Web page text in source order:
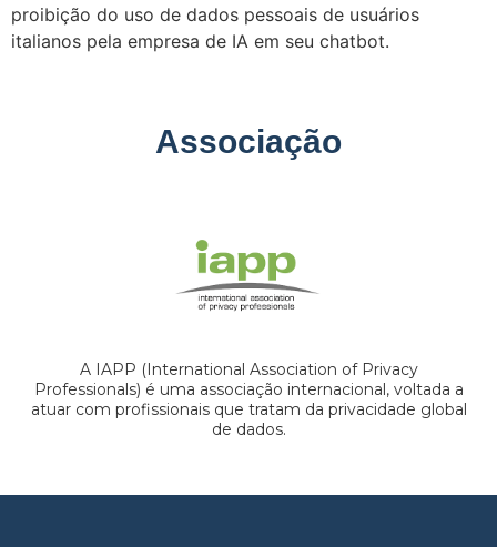
proibição do uso de dados pessoais de usuários
italianos pela empresa de IA em seu chatbot.
Associação
A IAPP (International Association of Privacy
Professionals) é uma associação internacional, voltada a
atuar com profissionais que tratam da privacidade global
de dados.